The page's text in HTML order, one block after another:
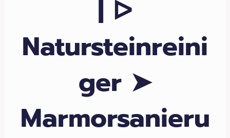
| ᐅ
Natursteinreini
ger ➤
Marmorsanieru